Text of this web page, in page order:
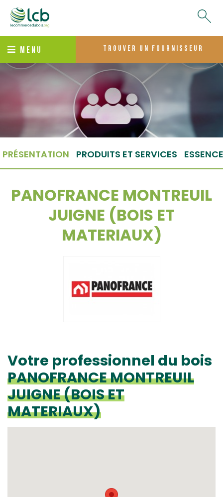
MENU trouver un fournisseur
PRÉSENTATION PRODUITS ET SERVICES
PANOFRANCE MONTREUIL
JUIGNE (BOIS ET
MATERIAUX)
Votre professionnel du bois
PANOFRANCE MONTREUIL
JUIGNE (BOIS ET
MATERIAUX)